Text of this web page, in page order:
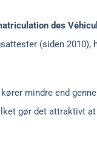
des
(siden
mindre end
gør det attraktivt